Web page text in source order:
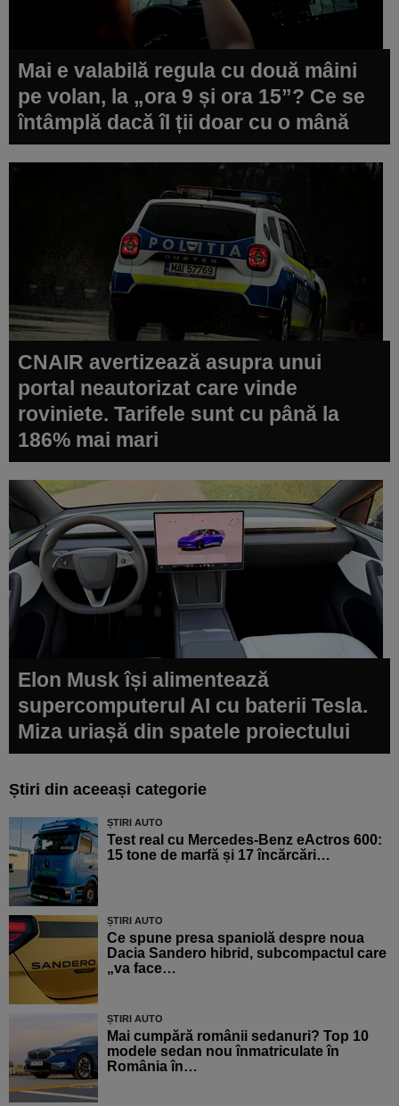
Mai e valabilă regula cu două mâini
pe volan, la „ora 9 și ora 15”? Ce se
întâmplă dacă îl ții doar cu o mână
CNAIR avertizează asupra unui
portal neautorizat care vinde
roviniete. Tarifele sunt cu până la
186% mai mari
Elon Musk își alimentează
supercomputerul AI cu baterii Tesla.
Miza uriașă din spatele proiectului
Știri din aceeași categorie
ȘTIRI AUTO
Test real cu Mercedes-Benz eActros 600:
15 tone de marfă și 17 încărcări…
ȘTIRI AUTO
Ce spune presa spaniolă despre noua
Dacia Sandero hibrid, subcompactul care
„va face…
ȘTIRI AUTO
Mai cumpără românii sedanuri? Top 10
modele sedan nou înmatriculate în
România în…